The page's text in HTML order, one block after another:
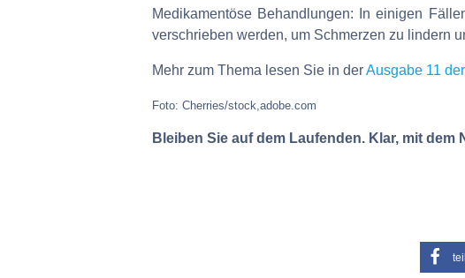
Medikamentöse Behandlungen: In einigen
verschrieben werden, um Schmerzen zu lindern
Mehr zum Thema lesen Sie in derAusgabe 11
Foto: Cherries/stock,adobe.com
Bleiben Sie auf dem Laufenden. Klar, mit dem